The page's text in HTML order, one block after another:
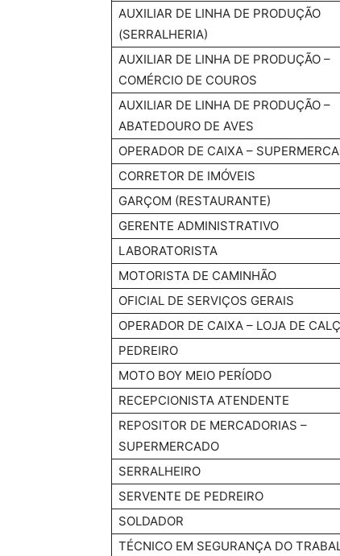
AUXILIAR DE LINHA DE PRODUÇÃO
(SERRALHERIA)
AUXILIAR DE LINHA DE PRODUÇÃO –
COMÉRCIO DE COUROS
AUXILIAR DE LINHA DE PRODUÇÃO –
ABATEDOURO DE AVES
OPERADOR DE CAIXA –
CORRETOR DE IMÓVEIS
GARÇOM (RESTAURANTE)
GERENTE ADMINISTRATIVO
LABORATORISTA
MOTORISTA DE CAMINHÃO
OFICIAL DE SERVIÇOS GERAIS
OPERADOR DE CAIXA – LOJA DE
PEDREIRO
MOTO BOY MEIO PERÍODO
RECEPCIONISTA ATENDENTE
REPOSITOR DE MERCADORIAS –
SUPERMERCADO
SERRALHEIRO
SERVENTE DE PEDREIRO
SOLDADOR
TÉCNICO EM SEGURANÇA DO